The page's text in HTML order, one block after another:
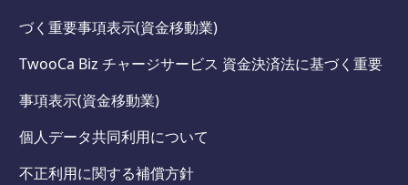
づく重要事項表示(資金移動業)
TwooCa Biz チャージサービス 資金決済法に基づく重要
事項表示(資金移動業)
個人データ共同利用について
不正利用に関する補償方針